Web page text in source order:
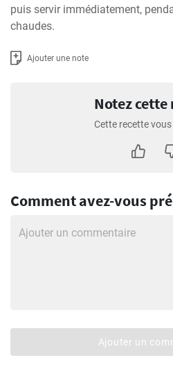
puis servir immédiatement,
chaudes.
Ajouter une note
Notez cette
Cette recette vous
Comment avez-vous
Ajouter un